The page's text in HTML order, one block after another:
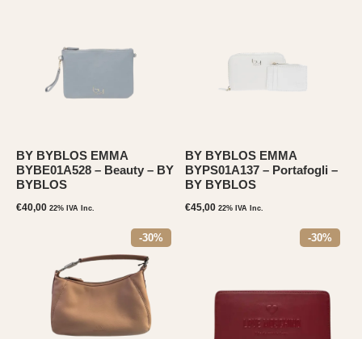
BY BYBLOS EMMA
BYBE01A528 – Beauty – BY
BYBLOS
€40,00 22% IVA Inc.
BY BYBLOS EMMA
BYPS01A137 – Portafogli –
BY BYBLOS
€45,00 22% IVA Inc.
-30% -30%